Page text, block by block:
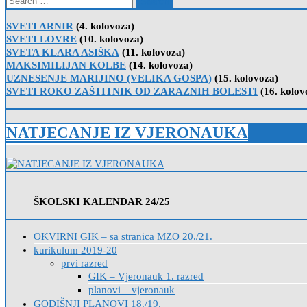
for:
SVETI ARNIR (4. kolovoza)
SVETI LOVRE (10. kolovoza)
SVETA KLARA ASIŠKA (11. kolovoza)
MAKSIMILIJAN KOLBE (14. kolovoza)
UZNESENJE MARIJINO (VELIKA GOSPA) (15. kolovoza)
SVETI ROKO ZAŠTITNIK OD ZARAZNIH BOLESTI (16.
NATJECANJE IZ VJERONAUKA
ŠKOLSKI KALENDAR 24/25
OKVIRNI GIK – sa stranica MZO 20./21.
kurikulum 2019-20
prvi razred
GIK – Vjeronauk 1. razred
planovi – vjeronauk
GODIŠNJI PLANOVI 18./19.